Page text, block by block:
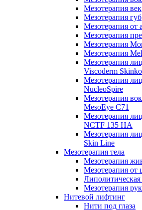
Мезотерапия век
Мезотерапия губ
Мезотерапия от
Мезотерапия
Мезотерапия
Мезотерапия
Мезотерапия
Viscoderm
Мезотерапия
NucleoSpire
Мезотерапия
MesoEye С71
Мезотерапия
NCTF 135 HA
Мезотерапия
Skin Line
Мезотерапия тела
Мезотерапия
Мезотерапия от
Липолитическая
Мезотерапия рук
Нитевой лифтинг
Нити под глаза